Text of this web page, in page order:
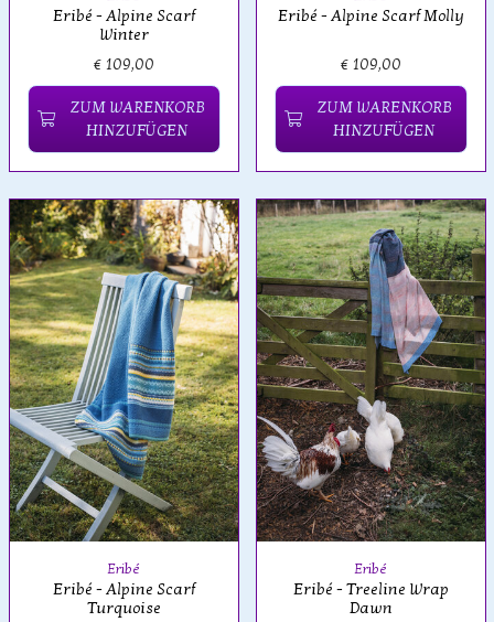
Eribé - Alpine Scarf
Winter
€ 109,00
ZUM WARENKORB
HINZUFÜGEN
Eribé - Alpine Scarf Molly
€ 109,00
ZUM WARENKORB
HINZUFÜGEN
Eribé
Eribé - Alpine Scarf
Turquoise
Eribé
Eribé - Treeline Wrap
Dawn